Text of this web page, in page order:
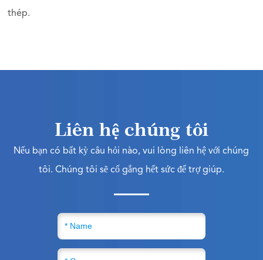
thép.
Liên hệ chúng tôi
Nếu bạn có bất kỳ câu hỏi nào, vui lòng liên hệ với chúng
tôi. Chúng tôi sẽ cố gắng hết sức để trợ giúp.